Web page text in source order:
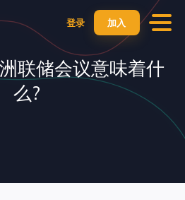
登录 加入
联储会议意味着什
么?